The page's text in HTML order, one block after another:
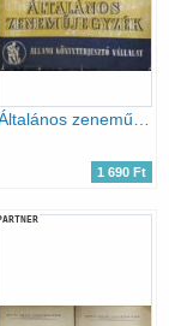
1 690 Ft